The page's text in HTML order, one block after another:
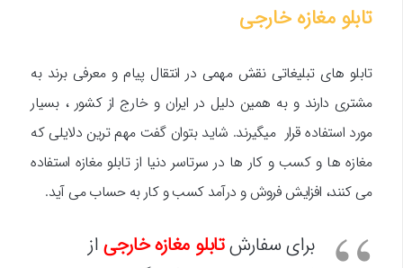
تابلو مغازه خارجی
تابلو های تبلیغاتی نقش مهمی در انتقال پیام و معرفی برند به
مشتری دارند و به همین دلیل در ایران و خارج از کشور ، بسیار
مورد استفاده قرار میگیرند. شاید بتوان گفت مهم ترین دلایلی که
مغازه ها و کسب و کار ها در سرتاسر دنیا از تابلو مغازه استفاده
می کنند، افزایش فروش و درآمد کسب و کار به حساب می آید.
برای سفارشتابلو مغازه خارجیاز